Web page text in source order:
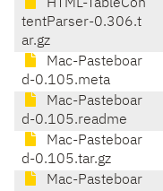
HTML-TableCon
tentParser-0.306.t
ar.gz
Mac-Pasteboar
d-0.105.meta
Mac-Pasteboar
d-0.105.readme
Mac-Pasteboar
d-0.105.tar.gz
Mac-Pasteboar